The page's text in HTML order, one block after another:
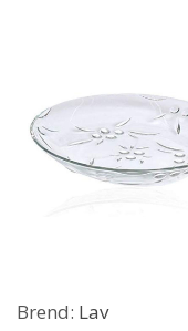
Brend: Lav